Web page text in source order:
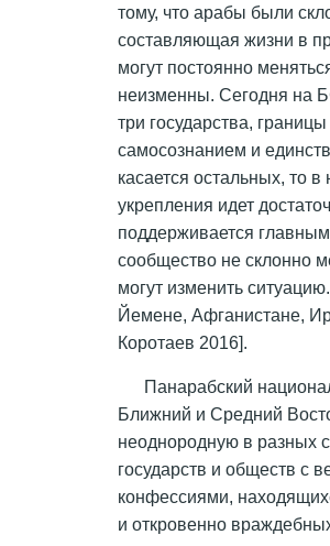
тому, что арабы были
составляющая жизни в
могут постоянно
неизменны. Сегодня на
три государства,
самосознанием и
касается остальных, то
укрепления идет
поддерживается
сообщество не склонно
могут изменить
Йемене, Афганистане,
Коротаев 2016].
Панарабский
Ближний и Средний
неоднородную в разных
государств и обществ с
конфессиями,
и откровенно